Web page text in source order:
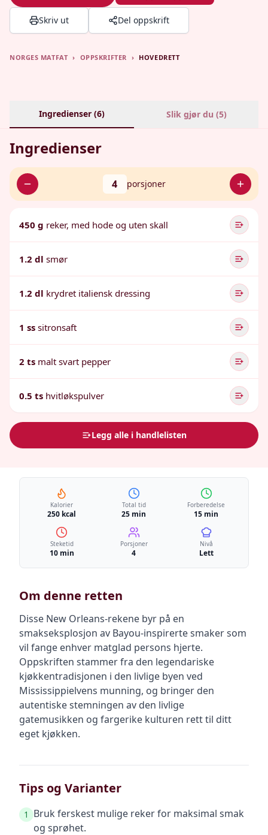
Skriv ut Del oppskrift
NORGES MATFAT › OPPSKRIFTER › HOVEDRETT
Ingredienser (6) Slik gjør du (5)
Ingredienser
4 porsjoner
450 g reker, med hode og uten skall
1.2 dl smør
1.2 dl krydret italiensk dressing
1 ss sitronsaft
2 ts malt svart pepper
0.5 ts hvitløkspulver
Legg alle i handlelisten
Kalorier
250 kcal
Total tid
25 min
Forberedelse
15 min
Steketid
10 min
Porsjoner
4
Nivå
Lett
Om denne retten
Disse New Orleans-rekene byr på en
smakseksplosjon av Bayou-inspirerte smaker som
vil fange enhver matglad persons hjerte.
Oppskriften stammer fra den legendariske
kjøkkentradisjonen i den livlige byen ved
Mississippielvens munning, og bringer den
autentiske stemningen av den livlige
gatemusikken og fargerike kulturen rett til ditt
eget kjøkken.
Tips og Varianter
1
Bruk ferskest mulige reker for maksimal smak
og sprøhet.